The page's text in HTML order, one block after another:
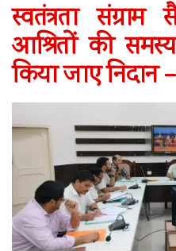
स्वतंत्रता
आश्रितों की
किया जाए निदान